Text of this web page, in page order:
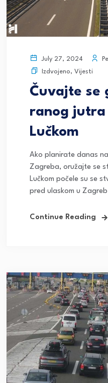
July 27, 2024
Izdvojeno, Vijesti
Čuvajte se
ranog jutra
Lučkom
Ako planirate danas
Zagreba, oružajte se
Lučkom počele su se
pred ulaskom u
Continue Reading